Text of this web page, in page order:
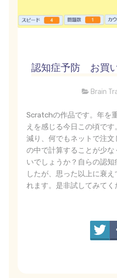
認知症予防 お買
Brain
Scratchの作品です。年を
えを感じる今日この頃で
減り、何でもネットで注
の中で計算することが少
いでしょうか？自らの認知
したが、思った以上に衰
れます。是非試してみてく